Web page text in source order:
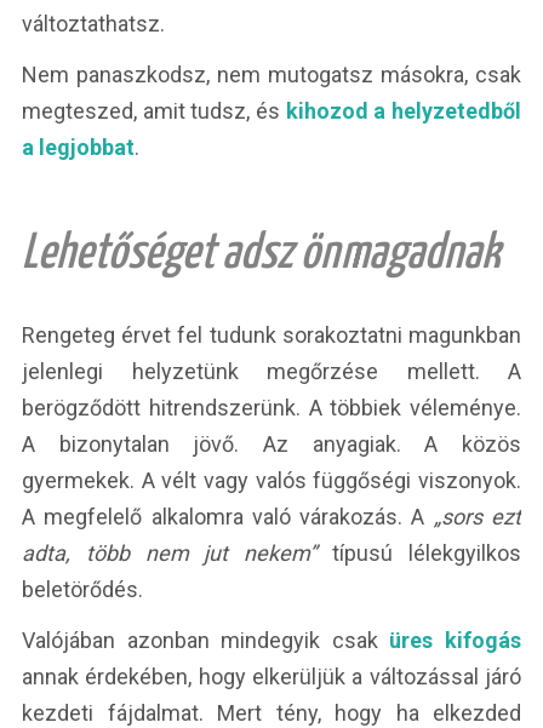
változtathatsz.
Nem panaszkodsz, nem mutogatsz másokra, csak
megteszed, amit tudsz, és kihozod a helyzetedből
a legjobbat.
Lehetőséget adsz önmagadnak
Rengeteg érvet fel tudunk sorakoztatni magunkban
jelenlegi helyzetünk megőrzése mellett. A
berögződött hitrendszerünk. A többiek véleménye.
A bizonytalan jövő. Az anyagiak. A közös
gyermekek. A vélt vagy valós függőségi viszonyok.
A megfelelő alkalomra való várakozás. A „sors ezt
adta, több nem jut nekem”típusú lélekgyilkos
beletörődés.
Valójában azonban mindegyik csak üres kifogás
annak érdekében, hogy elkerüljük a változással járó
kezdeti fájdalmat. Mert tény, hogy ha elkezded